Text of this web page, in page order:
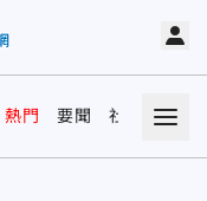
熱門 要聞 社會 娛樂